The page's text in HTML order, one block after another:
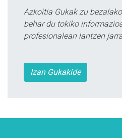
Azkoitia Gukak zu
behar du tokiko
profesionalean lantzen
Izan Gukakide